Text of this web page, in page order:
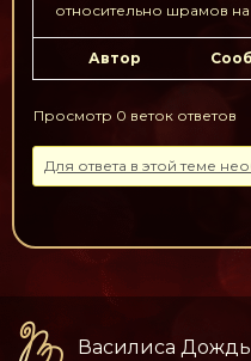
относительно шрамов на
Автор
Просмотр 0 веток ответов
Для ответа в этой теме
Василиса Дождь